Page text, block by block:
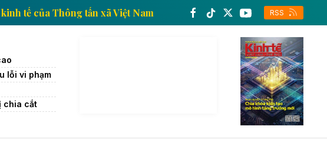
thông tin kinh tế của Thông tấn xã Việt Nam Trang thông tin
RSS
lỗi vi phạm
chia cắt